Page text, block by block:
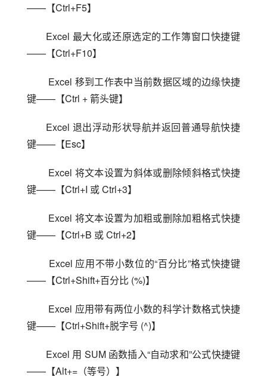
——【Ctrl+F5】
Excel 最大化或还原选定的工作簿窗口快捷键
——【Ctrl+F10】
键——【Ctrl + 箭头键】
Excel 退出浮动形状导航并返回普通导航快捷
键——【Esc】
键——【Ctrl+I 或 Ctrl+3】
键——【Ctrl+B 或 Ctrl+2】
——【Ctrl+Shift+百分比 (%)】
键——【Ctrl+Shift+脱字号 (^)】
Excel 用 SUM 函数插入“自动求和”公式快捷键
——【Alt+=（等号）】